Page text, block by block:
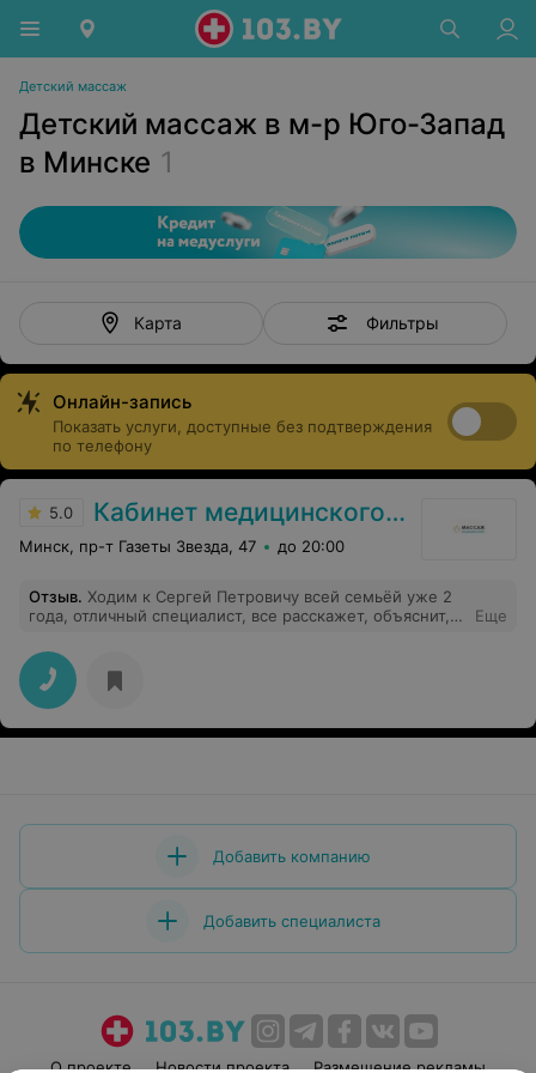
Детский массаж
Детский массаж в м-р Юго-Запад
в Минске 1
Карта Фильтры
Онлайн-запись
Показать услуги, доступные без подтверждения
по телефону
5.0 Кабинет медицинского массажа
Минск, пр-т Газеты Звезда, 47 до 20:00
Отзыв. Ходим к Сергей Петровичу всей семьёй уже 2
года, отличный специалист, все расскажет, объяснит,
безболезненно после сеанса ощущается легкость,
прилив сил, хорошее настроение, и много энергии
однозначно рекомендую)
Еще
Добавить компанию
Добавить специалиста
О проекте Новости проекта Размещение рекламы